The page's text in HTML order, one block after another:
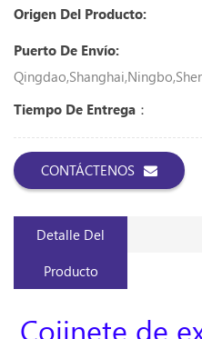
Origen Del Producto:
Puerto De Envío:
Tiempo De Entrega：
CONTÁCTENOS
Detalle Del
Producto
Cojinete de